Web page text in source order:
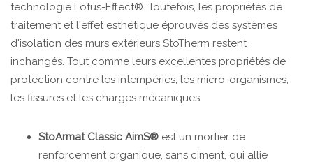
technologie Lotus-Effect®. Toutefois, les propriétés de
traitement et l'effet esthétique éprouvés des systèmes
d'isolation des murs extérieurs StoTherm restent
inchangés. Tout comme leurs excellentes propriétés de
protection contre les intempéries, les micro-organismes,
les fissures et les charges mécaniques.
StoArmat Classic AimS® est un mortier de
renforcement organique, sans ciment, qui allie